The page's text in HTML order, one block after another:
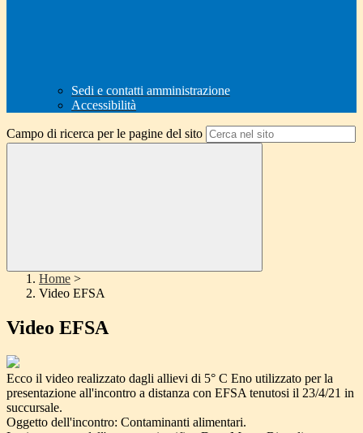
Sedi e contatti amministrazione
Accessibilità
Campo di ricerca per le pagine del sito
Home >
Video EFSA
Video EFSA
Ecco il video realizzato dagli allievi di 5° C Eno utilizzato per la
presentazione all'incontro a distanza con EFSA tenutosi il 23/4/21 in
succursale.
Oggetto dell'incontro: Contaminanti alimentari.